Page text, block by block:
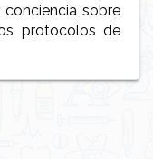
sobre
protocolos de